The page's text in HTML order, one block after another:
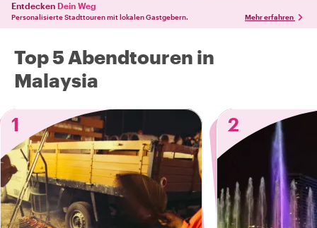
Entdecken Dein Weg
Personalisierte Stadttouren mit lokalen Gastgebern. Mehr erfahren
Top 5 Abendtouren in
Malaysia
1
2